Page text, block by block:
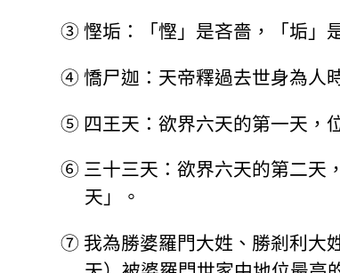
③ 慳垢：「慳」是吝嗇，「垢」
④ 憍尸迦：天帝釋過去世身為人
⑤ 四王天：欲界六天的第一天，
⑥ 三十三天：欲界六天的第二天
天」。
⑦ 我為勝婆羅門大姓、勝剎利大